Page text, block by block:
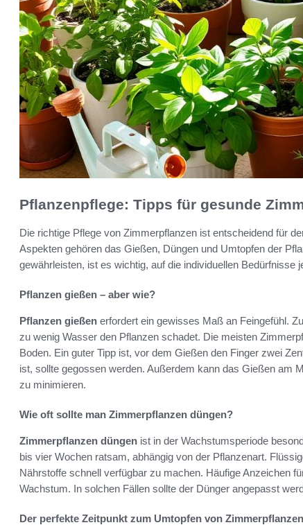
Pflanzenpflege: Tipps für gesunde
Die richtige Pflege von Zimmerpflanzen ist entscheidend für
Aspekten gehören das Gießen, Düngen und Umtopfen der
gewährleisten, ist es wichtig, auf die individuellen Bedürfnisse
Pflanzen gießen – aber wie?
Pflanzen gießen erfordert ein gewisses Maß an Feingefühl.
zu wenig Wasser den Pflanzen schadet. Die meisten
Boden. Ein guter Tipp ist, vor dem Gießen den Finger zwei
ist, sollte gegossen werden. Außerdem kann das Gießen am
zu minimieren.
Wie oft sollte man Zimmerpflanzen düngen?
Zimmerpflanzen düngen ist in der Wachstumsperiode
bis vier Wochen ratsam, abhängig von der Pflanzenart.
Nährstoffe schnell verfügbar zu machen. Häufige Anzeichen
Wachstum. In solchen Fällen sollte der Dünger angepasst
Der perfekte Zeitpunkt zum Umtopfen von Zimmerpflanzen